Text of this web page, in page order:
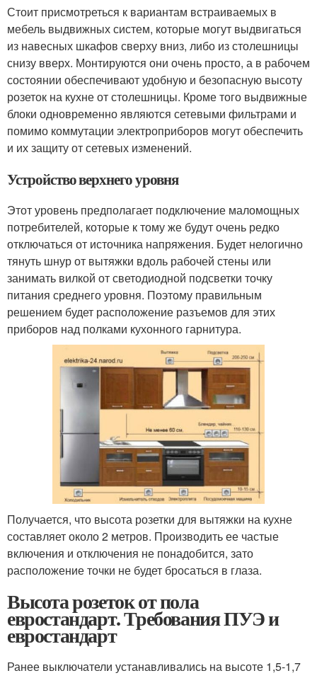
Стоит присмотреться к вариантам встраиваемых в
мебель выдвижных систем, которые могут выдвигаться
из навесных шкафов сверху вниз, либо из столешницы
снизу вверх. Монтируются они очень просто, а в рабочем
состоянии обеспечивают удобную и безопасную высоту
розеток на кухне от столешницы. Кроме того выдвижные
блоки одновременно являются сетевыми фильтрами и
помимо коммутации электроприборов могут обеспечить
и их защиту от сетевых изменений.
Устройство верхнего уровня
Этот уровень предполагает подключение маломощных
потребителей, которые к тому же будут очень редко
отключаться от источника напряжения. Будет нелогично
тянуть шнур от вытяжки вдоль рабочей стены или
занимать вилкой от светодиодной подсветки точку
питания среднего уровня. Поэтому правильным
решением будет расположение разъемов для этих
приборов над полками кухонного гарнитура.
Получается, что высота розетки для вытяжки на кухне
составляет около 2 метров. Производить ее частые
включения и отключения не понадобится, зато
расположение точки не будет бросаться в глаза.
Высота розеток от пола
евростандарт. Требования ПУЭ и
евростандарт
Ранее выключатели устанавливались на высоте 1,5-1,7